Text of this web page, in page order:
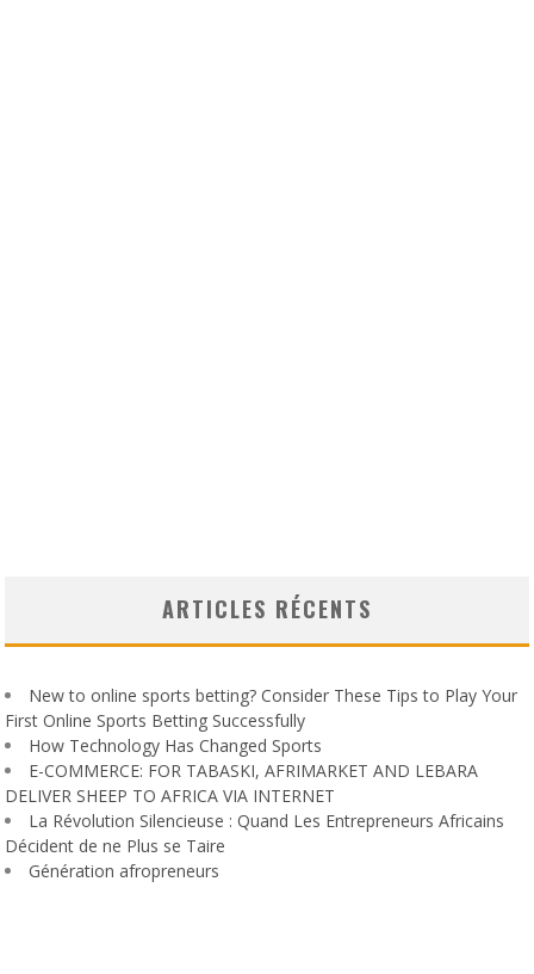
ARTICLES RÉCENTS
New to online sports betting? Consider These Tips to Play Your
First Online Sports Betting Successfully
How Technology Has Changed Sports
E-COMMERCE: FOR TABASKI, AFRIMARKET AND LEBARA
DELIVER SHEEP TO AFRICA VIA INTERNET
La Révolution Silencieuse : Quand Les Entrepreneurs Africains
Décident de ne Plus se Taire
Génération afropreneurs